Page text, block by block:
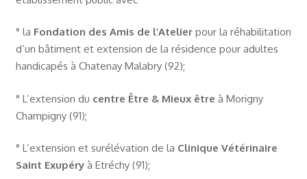
° la Fondation des Amis de l’Atelierpour la réhabilitation
d’un bâtiment et extension de la résidence pour adultes
handicapés à Chatenay Malabry (92);
° L’extension du centre Être & Mieux être à Morigny
Champigny (91);
° L’extension et surélévation de la Clinique Vétérinaire
Saint Exupéryà Etréchy (91);